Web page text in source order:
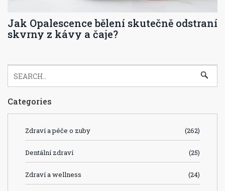
Jak Opalescence bělení skutečně odstraní
skvrny z kávy a čaje?
Categories
Zdraví a péče o zuby (262)
Dentální zdraví (25)
Zdraví a wellness (24)